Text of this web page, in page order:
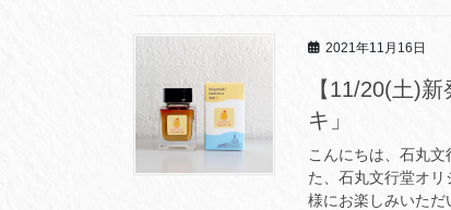
2021年11月16日
【11/20(土)
キ」
こんにちは、石丸
た、石丸文行堂オ
様にお楽しみいた